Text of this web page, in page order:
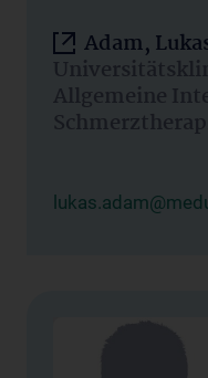
Adam,
Allgemeine